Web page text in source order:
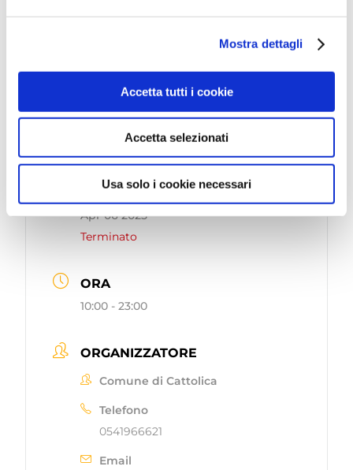
Mostra dettagli
Accetta tutti i cookie
Accetta selezionati
Usa solo i cookie necessari
museo@cattolica.net
Apr 06 2025
Terminato
ORA
10:00 - 23:00
ORGANIZZATORE
Comune di Cattolica
Telefono
0541966621
Email